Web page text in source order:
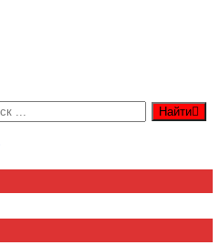
Найти